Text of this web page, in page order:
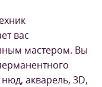
вас
мастером. Вы
акварель, 3D,